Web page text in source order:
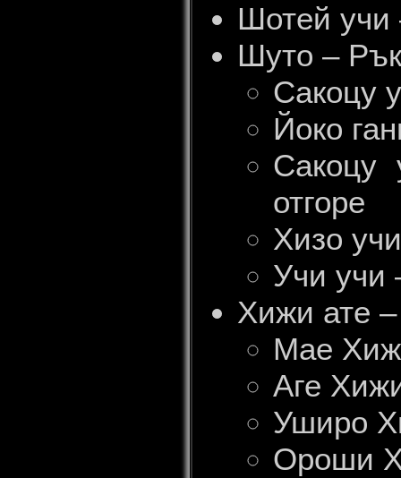
Шотей учи
Шуто –
Сакоцу
Йоко
Сакоцу
отгоре
Хизо
Учи учи
Хижи ате
Мае
Аге
Уширо
Ороши